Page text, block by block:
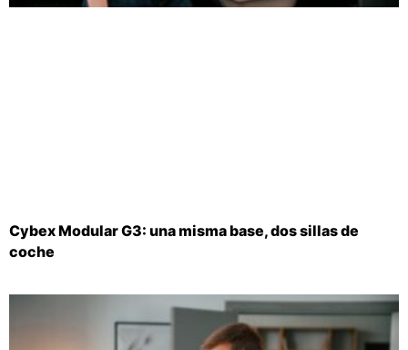
Cybex Modular G3: una misma base, dos sillas de
coche